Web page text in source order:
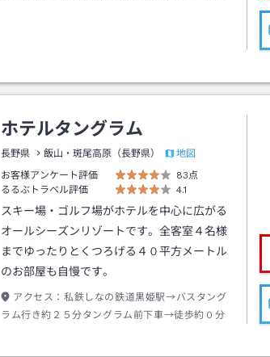
ホテルタングラム
長野県 飯山・斑尾高原（長野県）
地図
お客様アンケート評価
83点
るるぶトラベル評価
4.1
スキー場・ゴルフ場がホテルを中心に広がる
オールシーズンリゾートです。全客室４名様
までゆったりとくつろげる４０平方メートル
のお部屋も自慢です。
アクセス： 私鉄しなの鉄道黒姫駅→バスタング
ラム行き約２５分タングラム前下車→徒歩約０分